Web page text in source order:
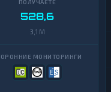
528,6
3,1 M